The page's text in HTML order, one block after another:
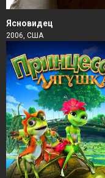
Ясновидец
2006, США